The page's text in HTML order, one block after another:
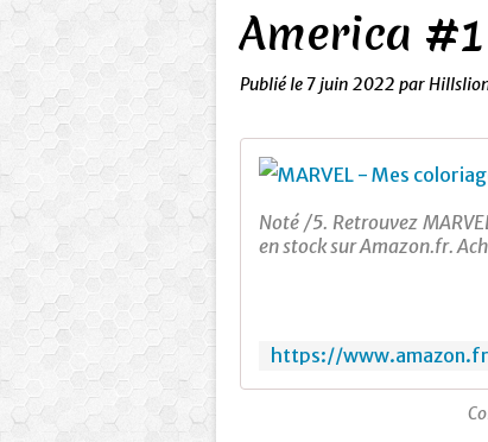
America
Publié le 7 juin 2022 par
Noté /5. Retrouvez
en stock sur Amazon.fr.